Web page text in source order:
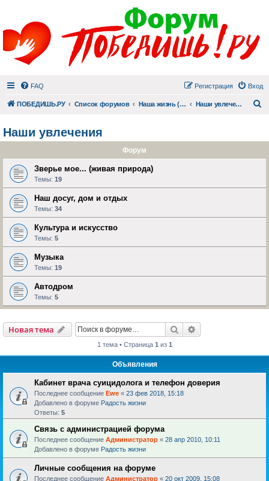
FAQ Вход
Регистрация
ПОБЕДИШЬ.РУ Список форумов Наша жизнь (не всё же о суициде!) Наши увлечения
Наши увлечения
Форум
Зверье мое... (живая природа)
Темы: 19
Наш досуг, дом и отдых
Темы: 34
Культура и искусство
Темы: 5
Музыка
Темы: 19
Автодром
Темы: 5
Новая тема Поиск
1 тема • Страница 1 из 1
Объявления
Кабинет врача суицидолога и телефон доверия
Последнее сообщение Ewe « 23 фев 2018, 15:18
Добавлено в форуме Радость жизни
Ответы: 5
Связь с администрацией форума
Последнее сообщение Администратор « 28 апр 2010, 10:11
Добавлено в форуме Радость жизни
Личные сообщения на форуме
Последнее сообщение Администратор « 20 окт 2009, 15:08